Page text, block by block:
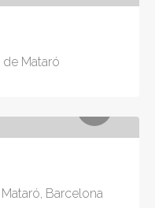
Mataró
Barcelona